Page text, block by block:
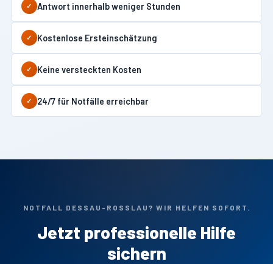
✓ Antwort innerhalb weniger Stunden
✓ Kostenlose Ersteinschätzung
✓ Keine versteckten Kosten
✓ 24/7 für Notfälle erreichbar
NOTFALL DESSAU-ROSSLAU? WIR HELFEN SOFORT.
Jetzt professionelle Hilfe
sichern